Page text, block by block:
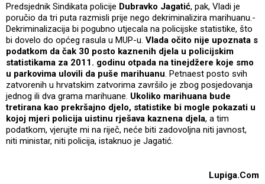
Predsjednik Sindikata policije Dubravko Jagatić, pak, Vladi je
poručio da tri puta razmisli prije nego dekriminalizira marihuanu.-
Dekriminalizacija bi pogubno utjecala na policijske statistike, što
bi dovelo do općeg rasula u MUP-u. Vlada očito nije upoznata s
podatkom da čak 30 posto kaznenih djela u policijskim
statistikama za 2011. godinu otpada na tinejdžere koje smo
u parkovima ulovili da puše marihuanu. Petnaest posto svih
zatvorenih u hrvatskim zatvorima završilo je zbog posjedovanja
jednog ili dva grama marihuane. Ukoliko marihuana bude
tretirana kao prekršajno djelo, statistike bi mogle pokazati u
kojoj mjeri policija uistinu rješava kaznena djela, a tim
podatkom, vjerujte mi na riječ, neće biti zadovoljna niti javnost,
niti ministar, niti policija, istaknuo je Jagatić.
Lupiga.Com